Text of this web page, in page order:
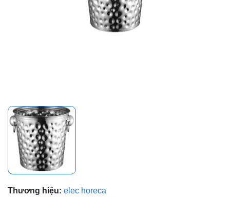
Thương hiệu: elec horeca